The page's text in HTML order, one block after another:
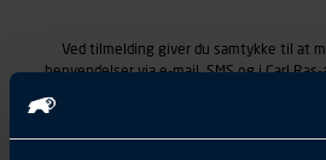
Ved tilmelding giver du samtykke til at
henvendelser via e-mail, SMS og i Carl
kontaktoplysninger, produkter, du viser